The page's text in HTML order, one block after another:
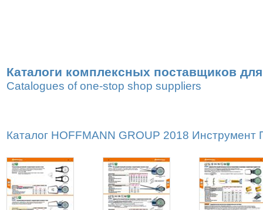
Каталоги комплексных поставщиков
Catalogues of one-stop shop suppliers
Каталог HOFFMANN GROUP 2018